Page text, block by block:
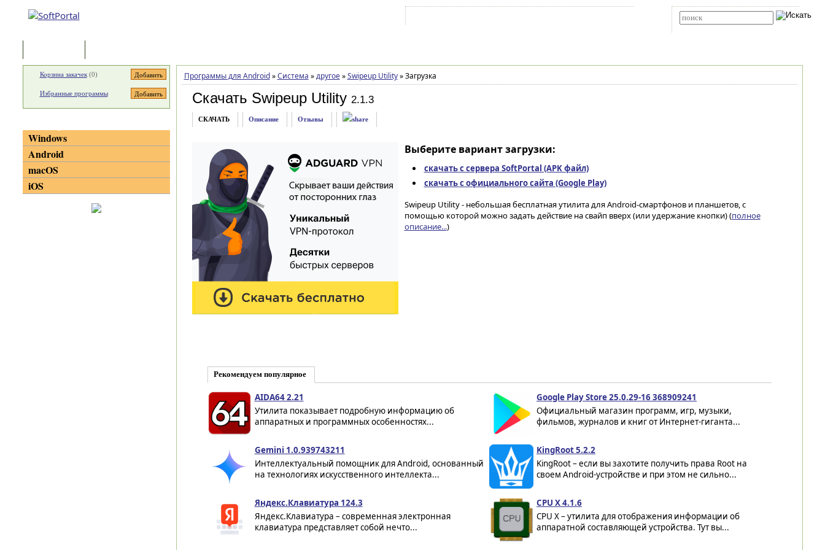
Программы для Android » Система » другое » Swipeup Utility »Загрузка
Скачать Swipeup Utility 2.1.3
СКАЧАТЬ Описание Отзывы
Выберите вариант загрузки:
скачать с сервера SoftPortal (APK файл)
скачать с официального сайта (Google Play)
Swipeup Utility - небольшая бесплатная утилита для Android-смартфонов и планшетов, с
помощью которой можно задать действие на свайп вверх (или удержание кнопки) (полное
описание...)
Рекомендуем популярное
AIDA64 2.21
Утилита показывает подробную информацию об
аппаратных и программных особенностях...
Google Play Store 25.0.29-16 368909241
Официальный магазин программ, игр, музыки,
фильмов, журналов и книг от Интернет-гиганта...
Gemini 1.0.939743211
Интеллектуальный помощник для Android, основанный
на технологиях искусственного интеллекта...
KingRoot 5.2.2
KingRoot – если вы захотите получить права Root на
своем Android-устройстве и при этом не сильно...
Яндекс.Клавиатура 124.3
Яндекс.Клавиатура – современная электронная
клавиатура представляет собой нечто...
CPU X 4.1.6
CPU X – утилита для отображения информации об
аппаратной составляющей устройства. Тут вы...
Корзина закачек(0)
Избранные программы
Windows
Android
macOS
iOS